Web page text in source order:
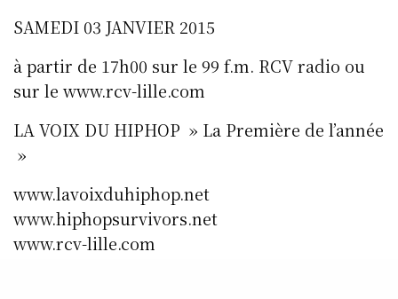
SAMEDI 03 JANVIER 2015
à partir de 17h00 sur le 99 f.m. RCV radio ou
sur le www.rcv-lille.com
LA VOIX DU HIPHOP » La Première de l’année
»
www.lavoixduhiphop.net
www.hiphopsurvivors.net
www.rcv-lille.com